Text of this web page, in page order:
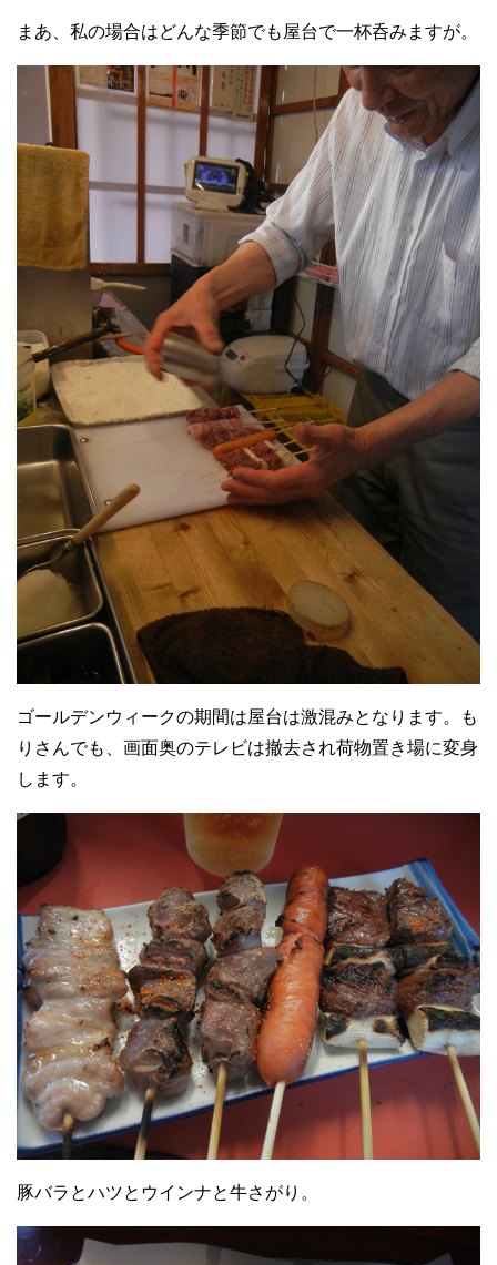
まあ、私の場合はどんな季節でも屋台で一杯呑みますが。
ゴールデンウィークの期間は屋台は激混みとなります。も
りさんでも、画面奥のテレビは撤去され荷物置き場に変身
します。
豚バラとハツとウインナと牛さがり。